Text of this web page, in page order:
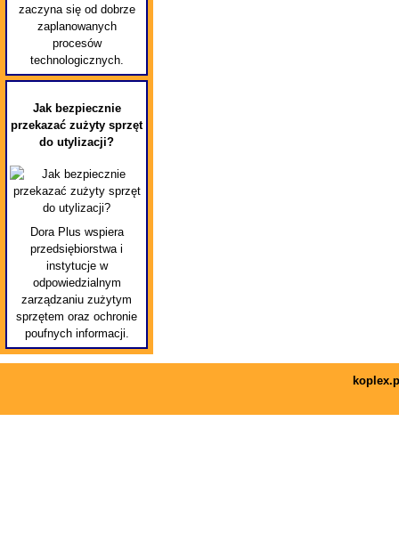
zaczyna się od dobrze
zaplanowanych
procesów
technologicznych.
Jak bezpiecznie
przekazać zużyty sprzęt
do utylizacji?
Dora Plus wspiera
przedsiębiorstwa i
instytucje w
odpowiedzialnym
zarządzaniu zużytym
sprzętem oraz ochronie
poufnych informacji.